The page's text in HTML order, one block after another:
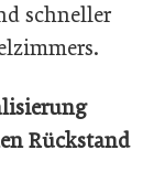
schneller
Rückstand